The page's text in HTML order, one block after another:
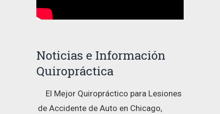
Noticias e Información
Quiropráctica
El Mejor Quiropráctico para Lesiones
de Accidente de Auto en Chicago,